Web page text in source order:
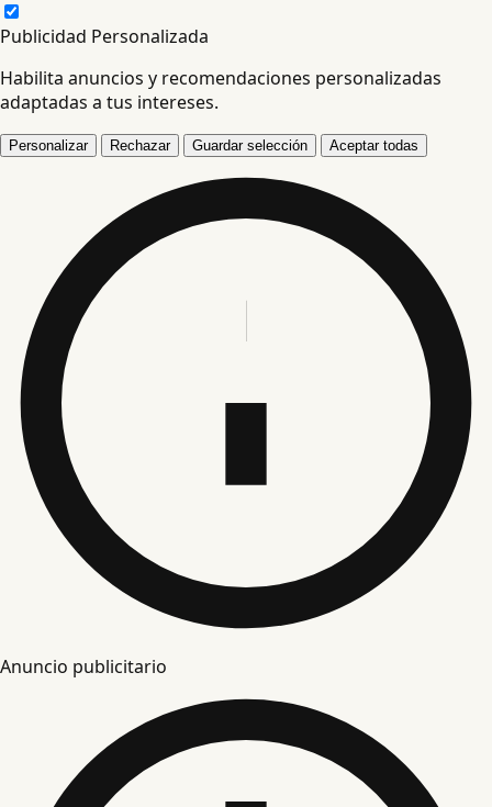
Publicidad Personalizada
Habilita anuncios y recomendaciones personalizadas
adaptadas a tus intereses.
Personalizar Rechazar Guardar selección Aceptar todas
Anuncio publicitario